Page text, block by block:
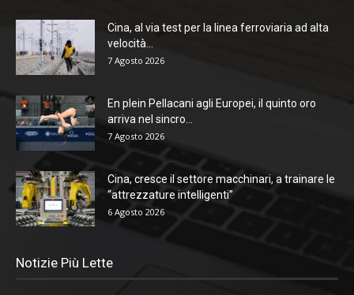
Cina, al via test per la linea ferroviaria ad alta
velocità...
7 Agosto 2026
En plein Pellacani agli Europei, il quinto oro
arriva nel sincro...
7 Agosto 2026
Cina, cresce il settore macchinari, a trainare le
“attrezzature intelligenti”
6 Agosto 2026
Notizie Più Lette